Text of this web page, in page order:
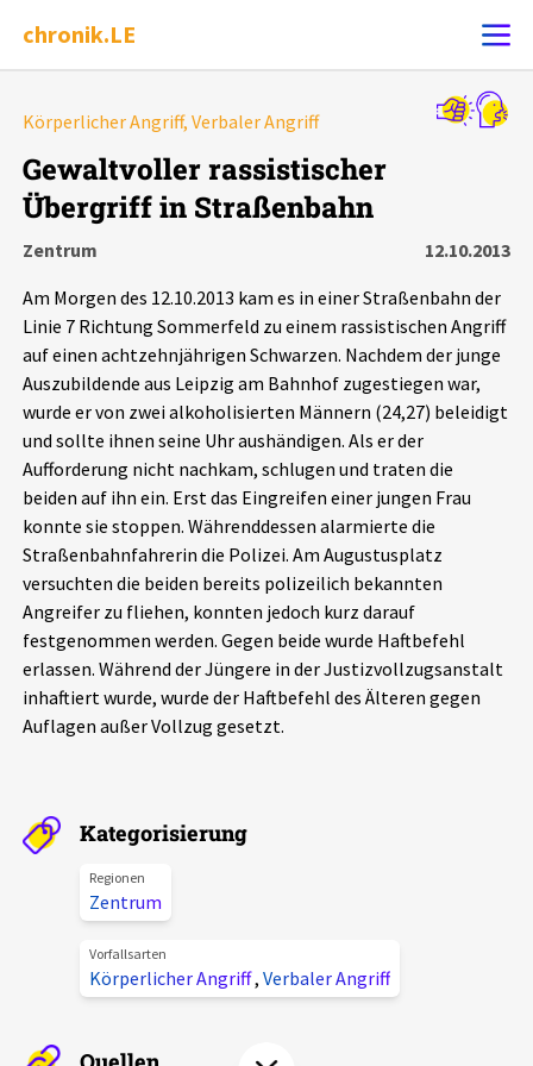
chronik.LE
Ereignis melden
Chronik
Leipziger Zustände
Schlaglichter
Phänomene
Aktuelles
Alle Beiträge
Veranstaltungen
Pressemitteilungen
Über uns
Projektbeschreibung
Spenden
chronik.LE in der Presse
Körperlicher Angriff, Verbaler Angriff
Gewaltvoller rassistischer
Übergriff in Straßenbahn
Zentrum
12.10.2013
Am Morgen des 12.10.2013 kam es in einer Straßenbahn der
Linie 7 Richtung Sommerfeld zu einem rassistischen Angriff
auf einen achtzehnjährigen Schwarzen. Nachdem der junge
Auszubildende aus Leipzig am Bahnhof zugestiegen war,
wurde er von zwei alkoholisierten Männern (24,27) beleidigt
und sollte ihnen seine Uhr aushändigen. Als er der
Aufforderung nicht nachkam, schlugen und traten die
beiden auf ihn ein. Erst das Eingreifen einer jungen Frau
konnte sie stoppen. Währenddessen alarmierte die
Straßenbahnfahrerin die Polizei. Am Augustusplatz
versuchten die beiden bereits polizeilich bekannten
Angreifer zu fliehen, konnten jedoch kurz darauf
festgenommen werden. Gegen beide wurde Haftbefehl
erlassen. Während der Jüngere in der Justizvollzugsanstalt
inhaftiert wurde, wurde der Haftbefehl des Älteren gegen
Auflagen außer Vollzug gesetzt.
Kategorisierung
Regionen
Zentrum
Vorfallsarten
Körperlicher Angriff, Verbaler Angriff
Alle Ereignisse
7502 Ereignisse
Ereignisse Statistik